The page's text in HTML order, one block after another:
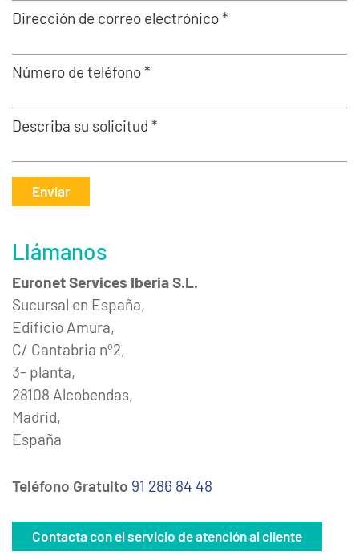
Dirección de correo electrónico *
Número de teléfono *
Describa su solicitud *
Enviar
Llámanos
Euronet Services Iberia S.L.
Sucursal en España,
Edificio Amura,
C/ Cantabria nº2,
3- planta,
28108 Alcobendas,
Madrid,
España
Teléfono Gratuito 91 286 84 48
Contacta con el servicio de atención al cliente